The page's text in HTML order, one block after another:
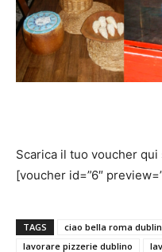
Scarica il tuo voucher qui
[voucher id=”6″
TAGS ciao bella roma
lavorare pizzerie dublino